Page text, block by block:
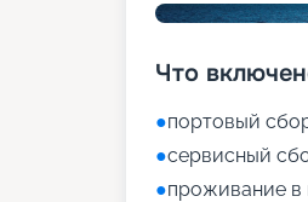
Что
●портовый
●сервисный
●проживание в